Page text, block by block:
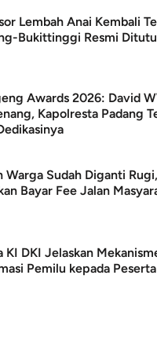
Zigo Rolanda
Lembah Anai Kembali
Bukittinggi Resmi
Awards 2026: David
Kapolresta Padang
Warga Sudah Diganti
Bayar Fee Jalan
KI DKI Jelaskan
Pemilu kepada Peserta